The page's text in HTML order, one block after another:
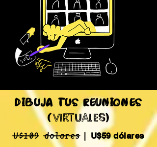
dibuja tus reuniones
(VIRTUALES)
U$109 dolares| U$59 dólares